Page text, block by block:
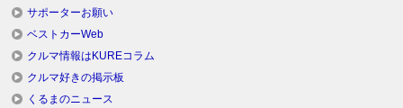
サポーターお願い
ベストカーWeb
クルマ情報はKUREコラム
クルマ好きの掲示板
くるまのニュース